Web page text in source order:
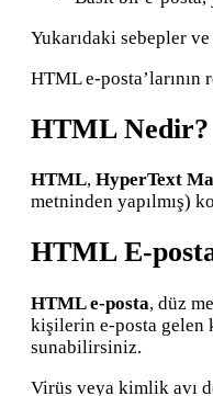
Yukarıdaki sebepler
HTML e-posta’larının
HTML Nedir?
HTML, HyperText
metninden yapılmış)
HTML E-
HTML e-posta, düz
kişilerin e-posta gelen
sunabilirsiniz.
Virüs veya kimlik avı